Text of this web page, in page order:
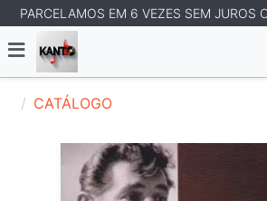
PARCELAMOS EM 6 VEZES SEM JUROS
CATÁLOGO